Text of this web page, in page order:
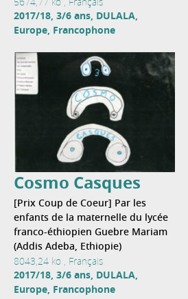
2017/18, 3/6 ans, DULALA,
Europe, Francophone
Cosmo Casques
[Prix Coup de Coeur] Par les
enfants de la maternelle du lycée
franco-éthiopien Guebre Mariam
(Addis Adeba, Ethiopie)
8043,24 ko , Français
2017/18, 3/6 ans, DULALA,
Europe, Francophone